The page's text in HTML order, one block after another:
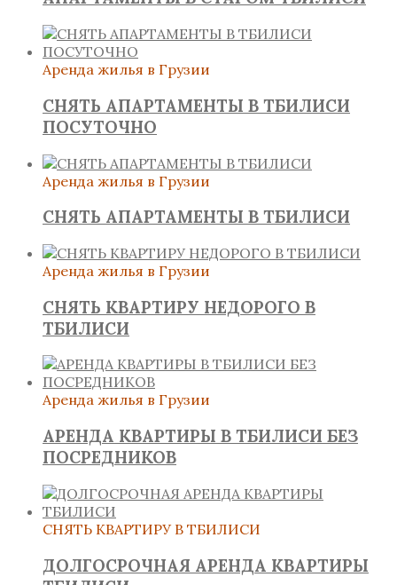
Аренда жилья в Грузии
СНЯТЬ АПАРТАМЕНТЫ В ТБИЛИСИ
ПОСУТОЧНО
Аренда жилья в Грузии
СНЯТЬ АПАРТАМЕНТЫ В ТБИЛИСИ
Аренда жилья в Грузии
СНЯТЬ КВАРТИРУ НЕДОРОГО В
ТБИЛИСИ
Аренда жилья в Грузии
АРЕНДА КВАРТИРЫ В ТБИЛИСИ БЕЗ
ПОСРЕДНИКОВ
СНЯТЬ КВАРТИРУ В ТБИЛИСИ
ДОЛГОСРОЧНАЯ АРЕНДА КВАРТИРЫ